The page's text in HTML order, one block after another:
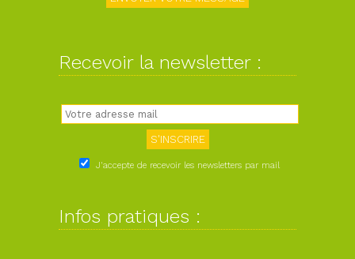
Recevoir la newsletter :
J'accepte de recevoir les newsletters par mail
Infos pratiques :